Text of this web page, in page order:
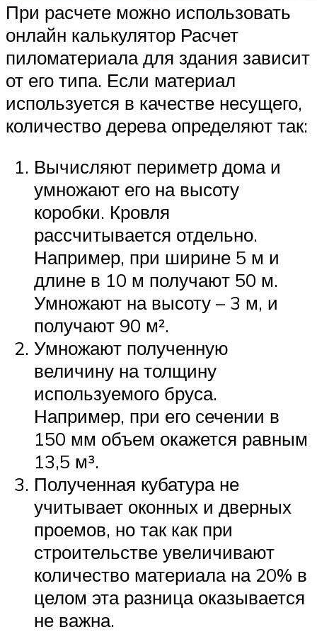
При расчете можно использовать
онлайн калькулятор Расчет
пиломатериала для здания зависит
от его типа. Если материал
используется в качестве несущего,
количество дерева определяют так:
Вычисляют периметр дома и
умножают его на высоту
коробки. Кровля
рассчитывается отдельно.
Например, при ширине 5 м и
длине в 10 м получают 50 м.
Умножают на высоту – 3 м, и
получают 90 м².
Умножают полученную
величину на толщину
используемого бруса.
Например, при его сечении в
150 мм объем окажется равным
13,5 м³.
Полученная кубатура не
учитывает оконных и дверных
проемов, но так как при
строительстве увеличивают
количество материала на 20% в
целом эта разница оказывается
не важна.